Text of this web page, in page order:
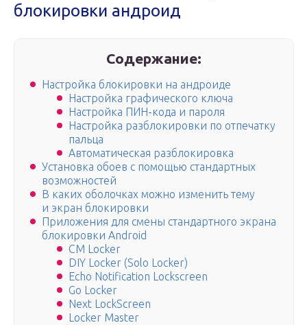
блокировки андроид
Содержание:
Настройка блокировки на андроиде
Настройка графического ключа
Настройка ПИН-кода и пароля
Настройка разблокировки по отпечатку
пальца
Автоматическая разблокировка
Установка обоев с помощью стандартных
возможностей
В каких оболочках можно изменить тему
и экран блокировки
Приложения для смены стандартного экрана
блокировки Android
CM Locker
DIY Locker (Solo Locker)
Echo Notification Lockscreen
Go Locker
Next LockScreen
Locker Master